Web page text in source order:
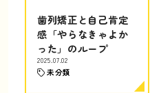
歯列矯正と自己肯定
感「やらなきゃよか
った」のループ
2025.07.02
未分類